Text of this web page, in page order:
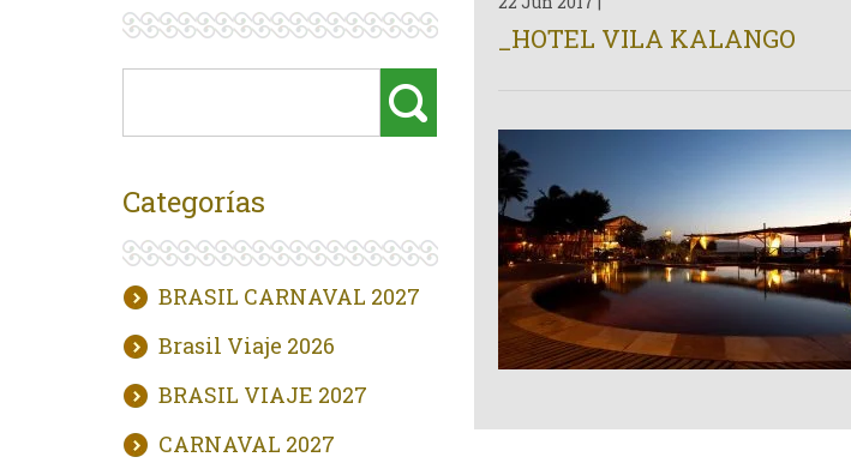
Categorías
BRASIL CARNAVAL 2027
Brasil Viaje 2026
BRASIL VIAJE 2027
CARNAVAL 2027
_HOTEL VILA KALANGO